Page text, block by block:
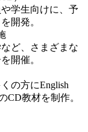
学生向けに、予
開発。
ど、さまざまな
開催。
の方にEnglish
CD教材を制作。